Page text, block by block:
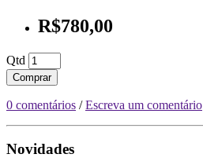
R$780,00
Qtd
Comprar
0 comentários /Escreva um comentário
Novidades